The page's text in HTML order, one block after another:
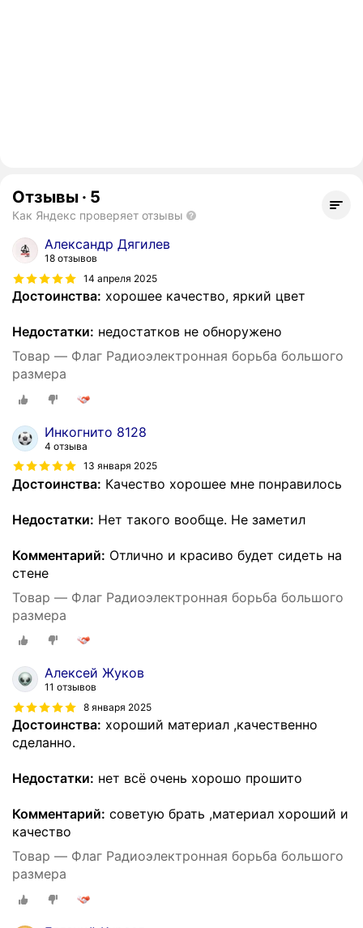
Отзывы · 5
Как Яндекс проверяет отзывы
Александр Дягилев
18 отзывов
14 апреля 2025
Достоинства: хорошее качество, яркий цвет
Недостатки: недостатков не обноружено
Товар — Флаг Радиоэлектронная борьба большого
размера
Инкогнито 8128
4 отзыва
13 января 2025
Достоинства: Качество хорошее мне понравилось
Недостатки: Нет такого вообще. Не заметил
Комментарий: Отлично и красиво будет сидеть на
стене
Товар — Флаг Радиоэлектронная борьба большого
размера
Алексей Жуков
11 отзывов
8 января 2025
Достоинства: хороший материал ,качественно
сделанно.
Недостатки: нет всё очень хорошо прошито
Комментарий: советую брать ,материал хороший и
качество
Товар — Флаг Радиоэлектронная борьба большого
размера